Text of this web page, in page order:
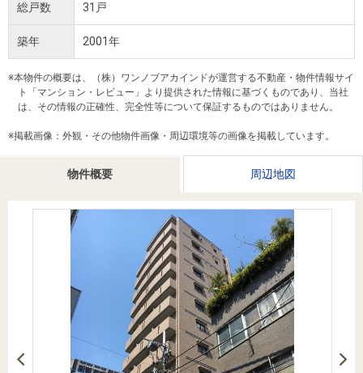
中古
マン
ショ
ンを
探す
新
中古
一戸
建て
を探
す
投
資
事業
用物
探す
無
査
定
売
相
談
AI
時手
取り
売却向け
サービス
周辺相場
検索
住まい1プ
ラス（お
役立ちコ
店舗のご
案内（首
都圏）
店舗のご
古屋）
店舗のご
西）
ごあいさ
つ
会社概
MUFG
経営ビジ
ョン
組織図
役員一
覧
リリース
会社案内
（電子ブ
新卒採用
情報
キャリア
法人のお客さま
会員ページ物件概要 周辺地図
総戸数 31戸
築年 2001年
※本物件の概要は、（株）ワンノブアカインドが運営する不動産・物件情報サイ
ト「マンション・レビュー」より提供された情報に基づくものであり、当社
は、その情報の正確性、完全性等について保証するものではありません。
※掲載画像：外観・その他物件画像・周辺環境等の画像を掲載しています。